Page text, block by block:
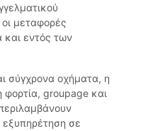
μεταφορές
και εντός των
σύγχρονα οχήματα, η
groupage και
σε